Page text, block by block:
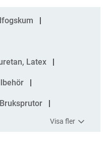
Latex
Visa fler